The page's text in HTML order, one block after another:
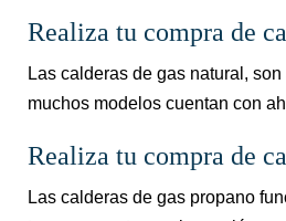
Realiza tu compra de
Las calderas de gas natural,
muchos modelos cuentan con
Realiza tu compra de
Las calderas de gas propano